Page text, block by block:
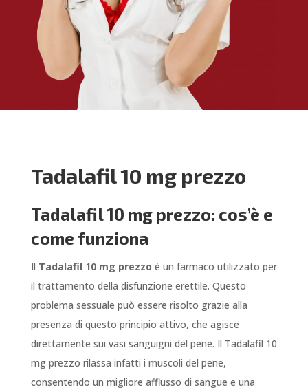
Tadalafil 10 mg prezzo
Tadalafil 10 mg prezzo: cos’è e
come funziona
Il Tadalafil 10 mg prezzo è un farmaco utilizzato per
il trattamento della disfunzione erettile. Questo
problema sessuale può essere risolto grazie alla
presenza di questo principio attivo, che agisce
direttamente sui vasi sanguigni del pene. Il Tadalafil 10
mg prezzo rilassa infatti i muscoli del pene,
consentendo un migliore afflusso di sangue e una